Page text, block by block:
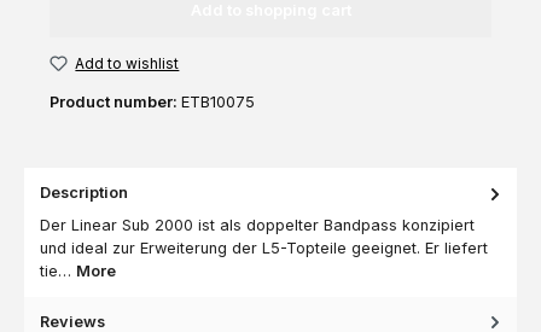
Add to wishlist
Product number: ETB10075
Description
Der Linear Sub 2000 ist als doppelter Bandpass konzipiert
und ideal zur Erweiterung der L5-Topteile geeignet. Er liefert
tie… More
Reviews